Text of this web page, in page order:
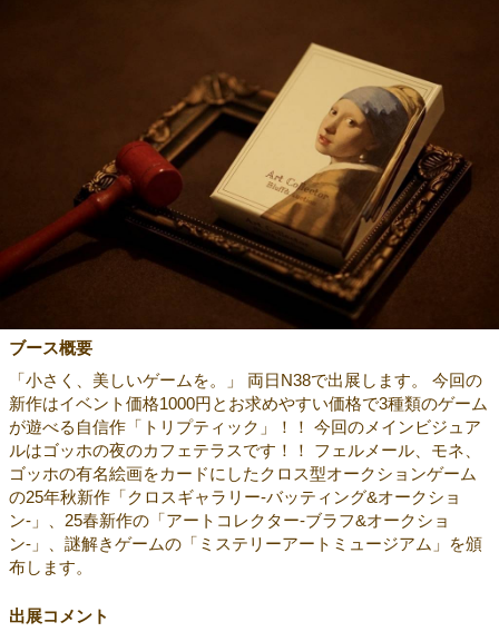
ブース概要
「小さく、美しいゲームを。」 両日N38で出展します。 今回の
新作はイベント価格1000円とお求めやすい価格で3種類のゲーム
が遊べる自信作「トリプティック」！！ 今回のメインビジュア
ルはゴッホの夜のカフェテラスです！！ フェルメール、モネ、
ゴッホの有名絵画をカードにしたクロス型オークションゲーム
の25年秋新作「クロスギャラリー-バッティング&オークショ
ン-」、25春新作の「アートコレクター-ブラフ&オークショ
ン-」、謎解きゲームの「ミステリーアートミュージアム」を頒
布します。
出展コメント